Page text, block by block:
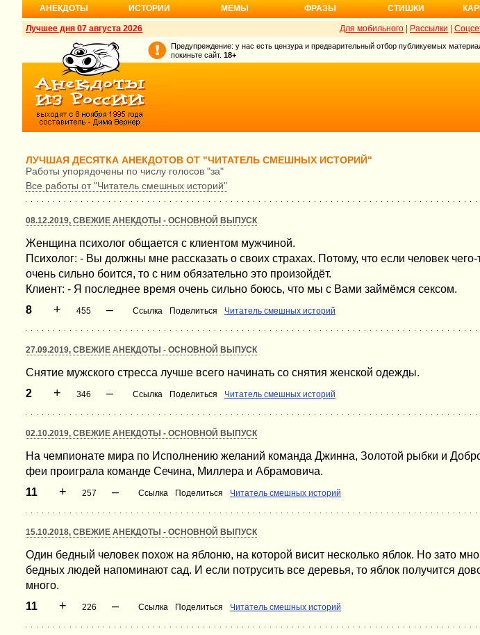
АНЕКДОТЫ ИСТОРИИ МЕМЫ ФРАЗЫ СТИШКИ
Лучшее дня 07 августа 2026 Для мобильного Рассылки
Предупреждение: у нас есть цензура и предварительный отбор публикуемых
покиньте сайт. 18+
ЛУЧШАЯ ДЕСЯТКА АНЕКДОТОВ ОТ "ЧИТАТЕЛЬ СМЕШНЫХ ИСТОРИЙ"
Работы упорядочены по числу голосов "за"
Все работы от "Читатель смешных историй"
08.12.2019, СВЕЖИЕ АНЕКДОТЫ - ОСНОВНОЙ ВЫПУСК
Женщина психолог общается с клиентом мужчиной.
Психолог: - Вы должны мне рассказать о своих страхах. Потому, что если человек чего-
очень сильно боится, то с ним обязательно это произойдёт.
Клиент: - Я последнее время очень сильно боюсь, что мы с Вами займёмся сексом.
8
+ 455 – Ссылка Поделиться Читатель смешных историй
27.09.2019, СВЕЖИЕ АНЕКДОТЫ - ОСНОВНОЙ ВЫПУСК
Снятие мужского стресса лучше всего начинать со снятия женской одежды.
2
+ 346 – Ссылка Поделиться Читатель смешных историй
02.10.2019, СВЕЖИЕ АНЕКДОТЫ - ОСНОВНОЙ ВЫПУСК
На чемпионате мира по Исполнению желаний команда Джинна, Золотой рыбки и
феи проиграла команде Сечина, Миллера и Абрамовича.
11
+ 257 – Ссылка Поделиться Читатель смешных историй
15.10.2018, СВЕЖИЕ АНЕКДОТЫ - ОСНОВНОЙ ВЫПУСК
Один бедный человек похож на яблоню, на которой висит несколько яблок. Но зато
бедных людей напоминают сад. И если потрусить все деревья, то яблок получится
много.
11
+ 226 – Ссылка Поделиться Читатель смешных историй